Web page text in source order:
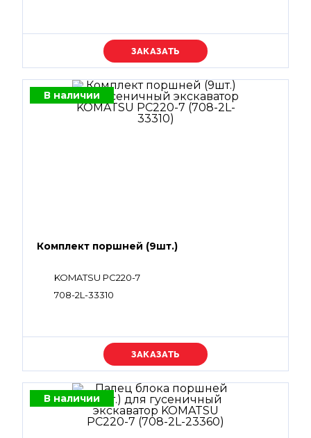
Уточняйте цену
В наличии
Комплект поршней (9шт.)
KOMATSU PC220-7
708-2L-33310
Уточняйте цену
В наличии